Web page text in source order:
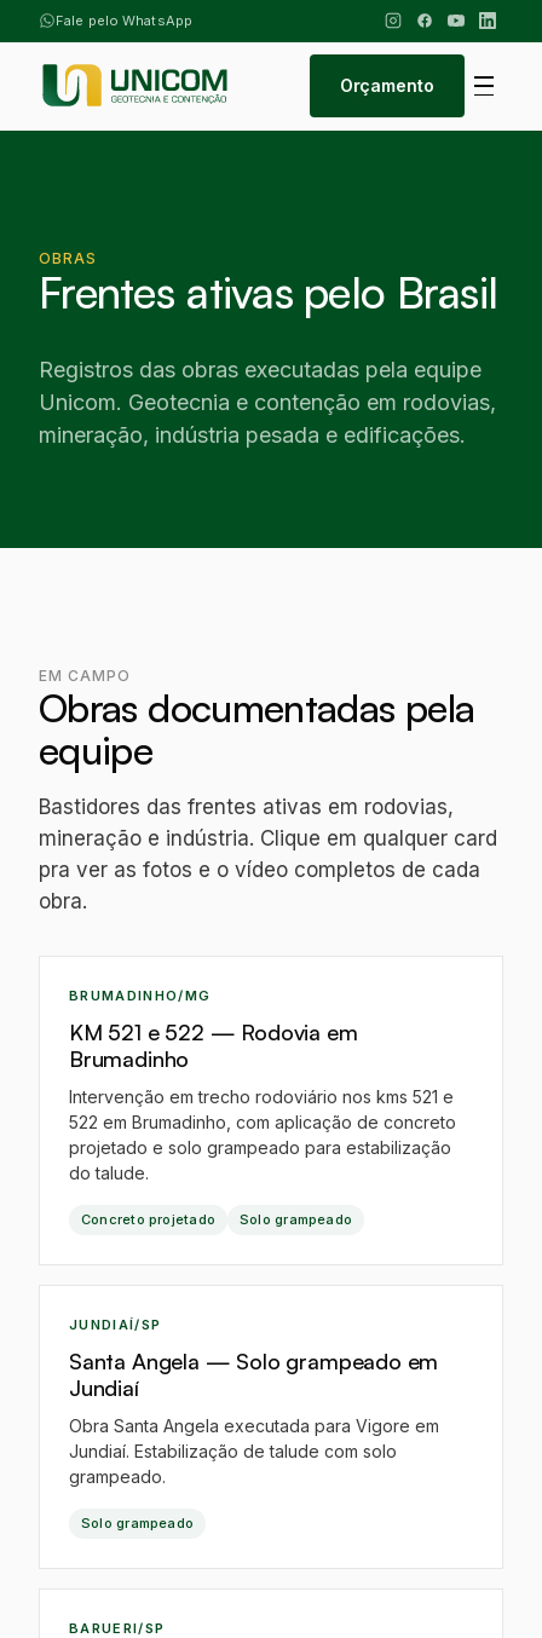
Fale pelo WhatsApp
Orçamento
OBRAS
Frentes ativas pelo Brasil
Registros das obras executadas pela equipe
Unicom. Geotecnia e contenção em rodovias,
mineração, indústria pesada e edificações.
EM CAMPO
Obras documentadas pela
equipe
Bastidores das frentes ativas em rodovias,
mineração e indústria. Clique em qualquer card
pra ver as fotos e o vídeo completos de cada
obra.
BRUMADINHO/MG
KM 521 e 522 — Rodovia em
Brumadinho
Intervenção em trecho rodoviário nos kms 521 e
522 em Brumadinho, com aplicação de concreto
projetado e solo grampeado para estabilização
do talude.
Concreto projetado Solo grampeado
JUNDIAÍ/SP
Santa Angela — Solo grampeado em
Jundiaí
Obra Santa Angela executada para Vigore em
Jundiaí. Estabilização de talude com solo
grampeado.
Solo grampeado
BARUERI/SP